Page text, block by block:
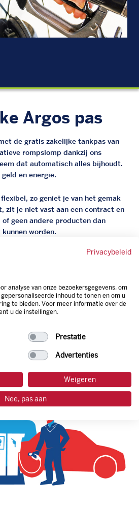
Argos pas
de gratis zakelijke tankpas van
rompslomp dankzij ons
dat automatisch alles bijhoudt.
en energie.
zo geniet je van het gemak
zit je niet vast aan een contract en
geen andere producten dan
worden.
toch lager zijn dan betaal je
pomp. Zo ben je altijd verzekerd
Privacybeleid
analyse van onze bezoekersgegevens, om
inhoud te tonen en om u
te bieden. Voor meer informatie over de
u de instellingen.
Prestatie
Advertenties
Weigeren
Nee, pas aan